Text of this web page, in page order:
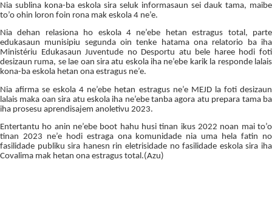
Nia sublina kona-ba eskola sira seluk informasaun sei dauk tama, maibe
to’o ohin loron foin rona mak eskola 4 ne’e.
Nia dehan relasiona ho eskola 4 ne’ebe hetan estragus total, parte
edukasaun munisipiu segunda oin tenke hatama ona relatorio ba iha
Ministériu Edukasaun Juventude no Desportu atu bele haree hodi foti
desizaun ruma, se lae oan sira atu eskola iha ne’ebe karik la responde lalais
kona-ba eskola hetan ona estragus ne’e.
Nia afirma se eskola 4 ne’ebe hetan estragus ne’e MEJD la foti desizaun
lalais maka oan sira atu eskola iha ne’ebe tanba agora atu prepara tama ba
iha prosesu aprendisajem anoletivu 2023.
Entertantu ho anin ne’ebe boot hahu husi tinan ikus 2022 noan mai to’o
tinan 2023 ne’e hodi estraga ona komunidade nia uma hela fatin no
fasilidade publiku sira hanesn rin eletrisidade no fasilidade eskola sira iha
Covalima mak hetan ona estragus total.(Azu)